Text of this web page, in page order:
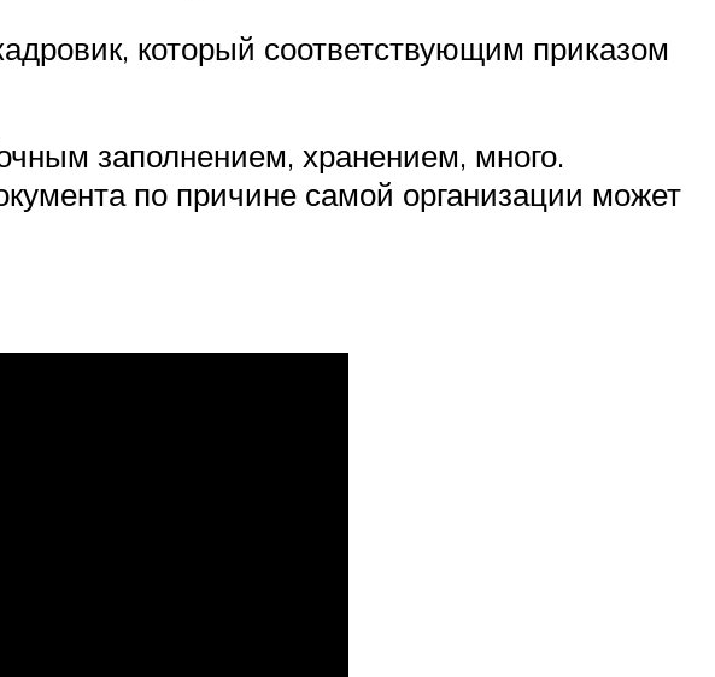
который соответствующим приказом
заполнением, хранением, много.
по причине самой организации может